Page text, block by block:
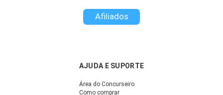
Afiliados
AJUDA E SUPORTE
Área do Concurseiro
Como comprar